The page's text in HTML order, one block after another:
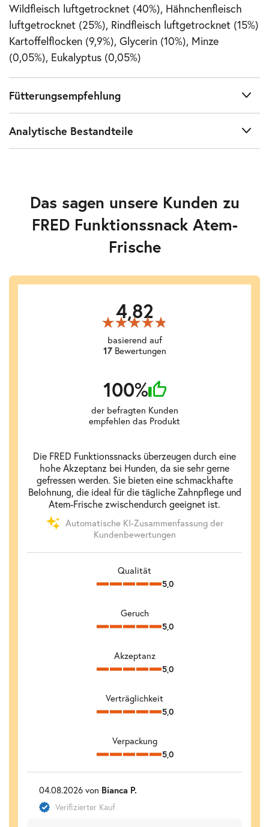
Wildfleisch luftgetrocknet (40%), Hähnchenfleisch
luftgetrocknet (25%), Rindfleisch luftgetrocknet (15%)
Kartoffelflocken (9,9%), Glycerin (10%), Minze
(0,05%), Eukalyptus (0,05%)
Fütterungsempfehlung
Analytische Bestandteile
Das sagen unsere Kunden zu
FRED Funktionssnack Atem-
Frische
4,82
basierend auf
17Bewertungen
100%
der befragten Kunden
empfehlen das Produkt
Die FRED Funktionssnacks überzeugen durch eine
hohe Akzeptanz bei Hunden, da sie sehr gerne
gefressen werden. Sie bieten eine schmackhafte
Belohnung, die ideal für die tägliche Zahnpflege und
Atem-Frische zwischendurch geeignet ist.
Automatische KI-Zusammenfassung der
Kundenbewertungen
Qualität
5,0
Geruch
5,0
Akzeptanz
5,0
Verträglichkeit
5,0
Verpackung
5,0
04.08.2026 von Bianca P.
Verifizierter Kauf